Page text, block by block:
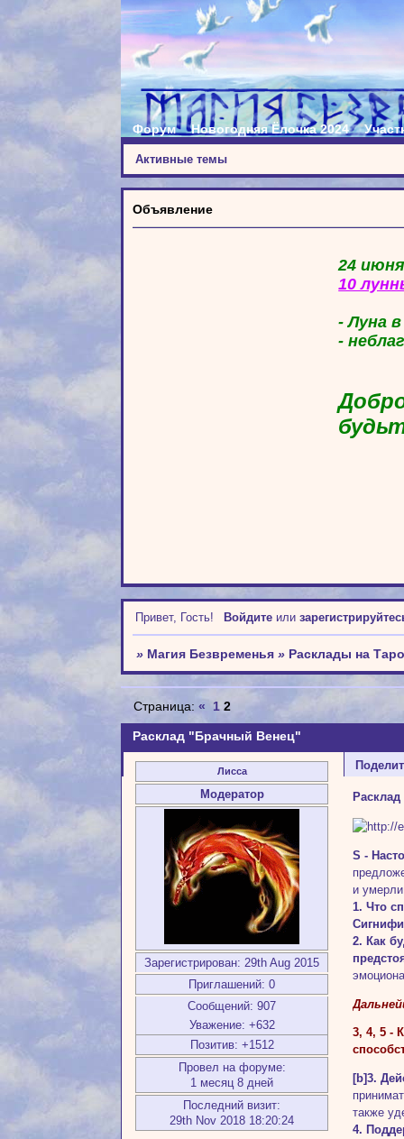
Форум Новогодняя Ёлочка 2024
Активные темы
Объявление
24
10
- Луна
-
Привет, Гость! Войдитеили
» Магия Безвременья » Расклады на
Расклад "Брачный Венец"
Страница:« 1 2
Лисса
Модератор
Зарегистрирован: 29th Aug 2015
Приглашений: 0
Сообщений: 907
Уважение: +632
Позитив: +1512
Провел на форуме:
1 месяц 8 дней
Последний визит:
29th Nov 2018 18:20:24
S -
и
1. Что
2. Как
3, 4, 5 -
[b]3.
также
4.